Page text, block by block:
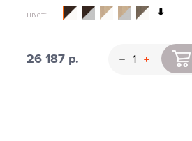
цвет:
26 187 р.